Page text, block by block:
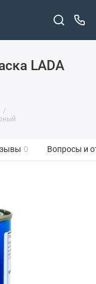
LADA
0 Вопросы и